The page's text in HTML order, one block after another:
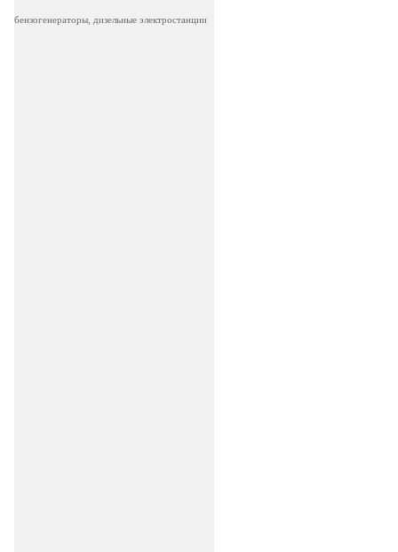
бензогенераторы, дизельные электростанции